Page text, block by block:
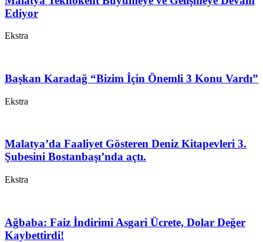
Ediyor
Ekstra
Başkan Karadağ “Bizim İçin Önemli 3 Konu Vardı”
Ekstra
Malatya’da Faaliyet Gösteren Deniz Kitapevleri 3.
Şubesini Bostanbaşı’nda açtı.
Ekstra
Ağbaba: Faiz İndirimi Asgari Ücrete, Dolar Değer
Kaybettirdi!